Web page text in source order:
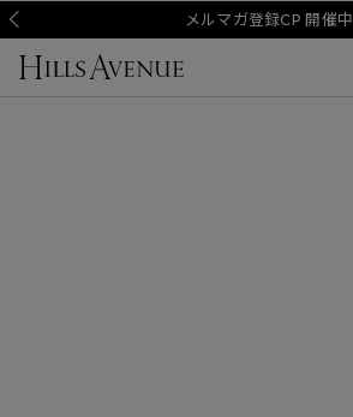
メルマガ登録CP 開催中